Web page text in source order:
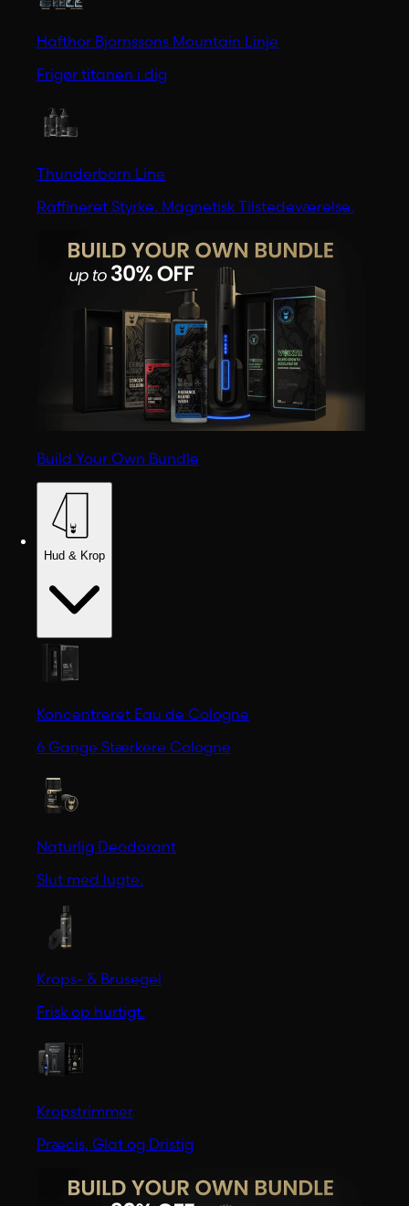
Hafthor Bjornssons Mountain Linje
Frigør titanen i dig
Thunderborn Line
Raffineret Styrke. Magnetisk Tilstedeværelse.
Build Your Own Bundle
Hud & Krop
Koncentreret Eau de Cologne
6 Gange Stærkere Cologne
Naturlig Deodorant
Slut med lugte.
Krops- & Brusegel
Frisk op hurtigt.
Kropstrimmer
Præcis, Glat og Dristig